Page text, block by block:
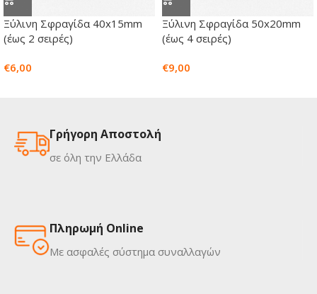
Ξύλινη Σφραγίδα 40x15mm
(έως 2 σειρές)
€6,00
Ξύλινη Σφραγίδα 50x20mm
(έως 4 σειρές)
€9,00
Γρήγορη Αποστολή
σε όλη την Ελλάδα
Πληρωμή Online
Με ασφαλές σύστημα συναλλαγών